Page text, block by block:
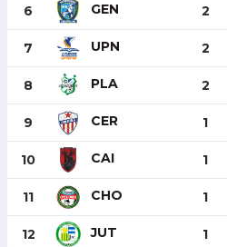
6 GEN 2
7 UPN 2
8 PLA 2
9 CER 1
10 CAI 1
11 CHO 1
12 JUT 1